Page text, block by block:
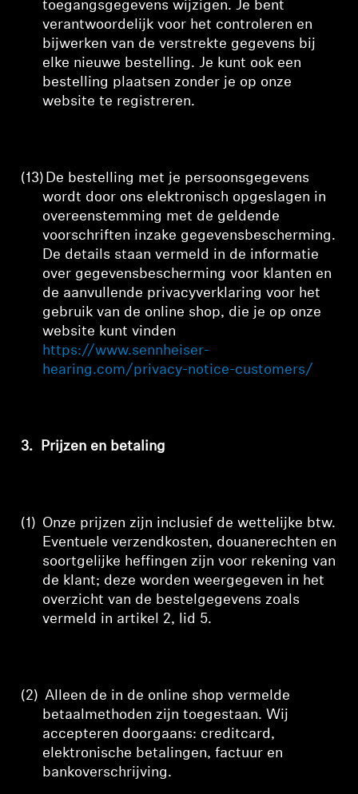
toegangsgegevens wijzigen. Je bent
verantwoordelijk voor het controleren en
bijwerken van de verstrekte gegevens bij
elke nieuwe bestelling. Je kunt ook een
bestelling plaatsen zonder je op onze
website te registreren.
(13) De bestelling met je persoonsgegevens
wordt door ons elektronisch opgeslagen in
overeenstemming met de geldende
voorschriften inzake gegevensbescherming.
De details staan vermeld in de informatie
over gegevensbescherming voor klanten en
de aanvullende privacyverklaring voor het
gebruik van de online shop, die je op onze
website kunt vinden
https://www.sennheiser-
hearing.com/privacy-notice-customers/
3. Prijzen en betaling
(1) Onze prijzen zijn inclusief de wettelijke btw.
Eventuele verzendkosten, douanerechten en
soortgelijke heffingen zijn voor rekening van
de klant; deze worden weergegeven in het
overzicht van de bestelgegevens zoals
vermeld in artikel 2, lid 5.
(2) Alleen de in de online shop vermelde
betaalmethoden zijn toegestaan. Wij
accepteren doorgaans: creditcard,
elektronische betalingen, factuur en
bankoverschrijving.